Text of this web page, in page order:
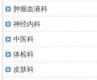
肿瘤血液科
神经内科
中医科
体检科
皮肤科